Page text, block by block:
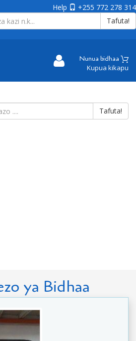
Help +255 772 278 314
Tafuta!
Nunua bidhaa
Kupua kikapu
Tafuta!
ya Bidhaa